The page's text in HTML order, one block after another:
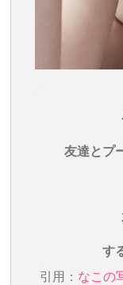
友達とプ
す
引用： なこの